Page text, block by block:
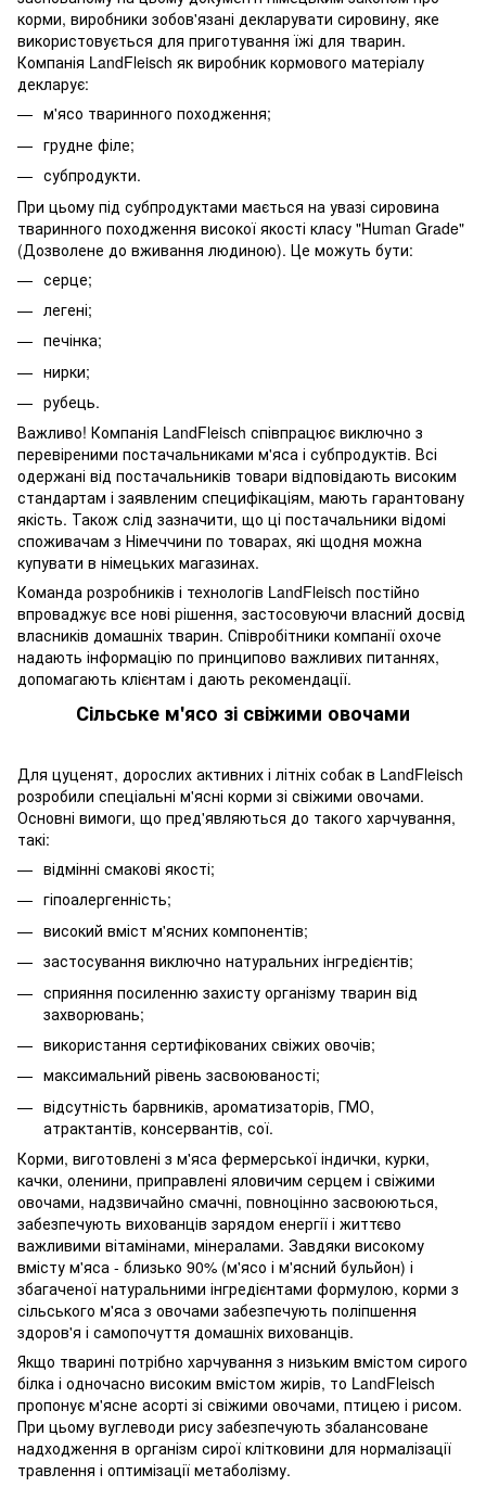
корми, виробники зобов'язані декларувати сировину, яке
використовується для приготування їжі для тварин.
Компанія LandFleisch як виробник кормового матеріалу
декларує:
м'ясо тваринного походження;
грудне філе;
субпродукти.
При цьому під субпродуктами мається на увазі сировина
тваринного походження високої якості класу "Human Grade"
(Дозволене до вживання людиною). Це можуть бути:
серце;
легені;
печінка;
нирки;
рубець.
Важливо! Компанія LandFleisch співпрацює виключно з
перевіреними постачальниками м'яса і субпродуктів. Всі
одержані від постачальників товари відповідають високим
стандартам і заявленим специфікаціям, мають гарантовану
якість. Також слід зазначити, що ці постачальники відомі
споживачам з Німеччини по товарах, які щодня можна
купувати в німецьких магазинах.
Команда розробників і технологів LandFleisch постійно
впроваджує все нові рішення, застосовуючи власний досвід
власників домашніх тварин. Співробітники компанії охоче
надають інформацію по принципово важливих питаннях,
допомагають клієнтам і дають рекомендації.
Сільське м'ясо зі свіжими овочами
Для цуценят, дорослих активних і літніх собак в LandFleisch
розробили спеціальні м'ясні корми зі свіжими овочами.
Основні вимоги, що пред'являються до такого харчування,
такі:
відмінні смакові якості;
гіпоалергенність;
високий вміст м'ясних компонентів;
застосування виключно натуральних інгредієнтів;
сприяння посиленню захисту організму тварин від
захворювань;
використання сертифікованих свіжих овочів;
максимальний рівень засвоюваності;
відсутність барвників, ароматизаторів, ГМО,
атрактантів, консервантів, сої.
Корми, виготовлені з м'яса фермерської індички, курки,
качки, оленини, приправлені яловичим серцем і свіжими
овочами, надзвичайно смачні, повноцінно засвоюються,
забезпечують вихованців зарядом енергії і життєво
важливими вітамінами, мінералами. Завдяки високому
вмісту м'яса - близько 90% (м'ясо і м'ясний бульйон) і
збагаченої натуральними інгредієнтами формулою, корми з
сільського м'яса з овочами забезпечують поліпшення
здоров'я і самопочуття домашніх вихованців.
Якщо тварині потрібно харчування з низьким вмістом сирого
білка і одночасно високим вмістом жирів, то LandFleisch
пропонує м'ясне асорті зі свіжими овочами, птицею і рисом.
При цьому вуглеводи рису забезпечують збалансоване
надходження в організм сирої клітковини для нормалізації
травлення і оптимізації метаболізму.